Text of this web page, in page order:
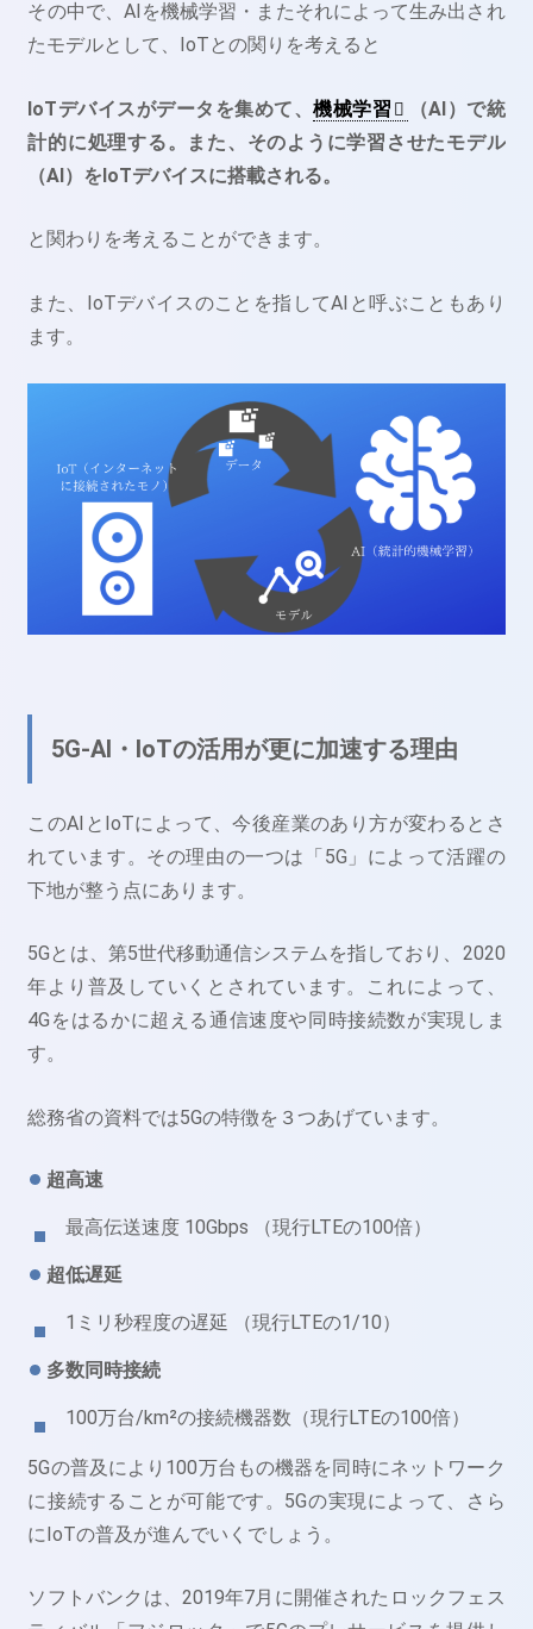
その中で、AIを機械学習・またそれによって生み出され
たモデルとして、IoTとの関りを考えると
IoTデバイスがデータを集めて、機械学習
（AI）で統
計的に処理する。また、そのように学習させたモデル
（AI）をIoTデバイスに搭載される。
と関わりを考えることができます。
また、IoTデバイスのことを指してAIと呼ぶこともあり
ます。
5G-AI・IoTの活用が更に加速する理由
このAIとIoTによって、今後産業のあり方が変わるとさ
れています。その理由の一つは「5G」によって活躍の
下地が整う点にあります。
5Gとは、第5世代移動通信システムを指しており、2020
年より普及していくとされています。これによって、
4Gをはるかに超える通信速度や同時接続数が実現しま
す。
総務省の資料では5Gの特徴を３つあげています。
超高速
最⾼伝送速度 10Gbps （現行LTEの100倍）
超低遅延
1ミリ秒程度の遅延 （現行LTEの1/10）
多数同時接続
100万台/km²の接続機器数（現行LTEの100倍）
5Gの普及により100万台もの機器を同時にネットワーク
に接続することが可能です。5Gの実現によって、さら
にIoTの普及が進んでいくでしょう。
ソフトバンクは、2019年7月に開催されたロックフェス